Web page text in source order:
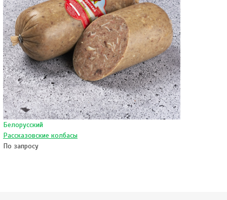
Белорусский
Рассказовские колбасы
По запросу